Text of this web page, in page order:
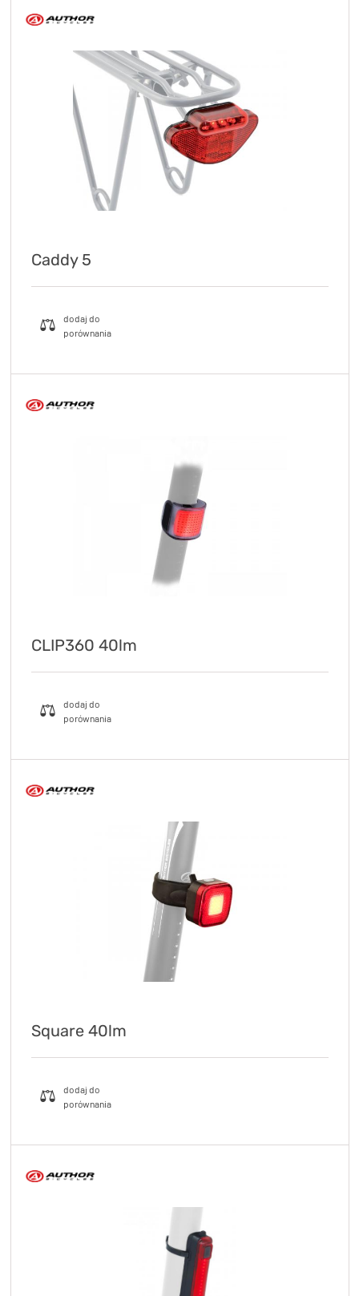
Caddy 5
CLIP360 40lm
Square 40lm